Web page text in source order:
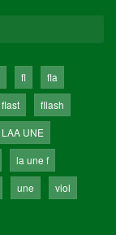
fl
fla
flast
fllash
LAA UNE
la une f
une
viol